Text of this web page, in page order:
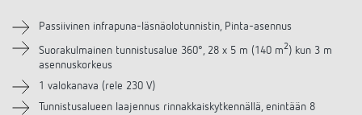
Lataukset
Videot
Passiivinen infrapuna-läsnäolotunnistin, Pinta-asennus
Suorakulmainen tunnistusalue 360°, 28 x 5 m (140 m2) kun 3 m
asennuskorkeus
1 valokanava (rele 230 V)
Tunnistusalueen laajennus rinnakkaiskytkennällä, enintään 8